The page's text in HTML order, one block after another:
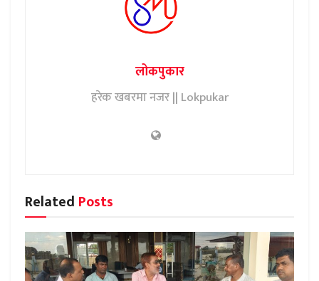
लोकपुकार
हरेक खबरमा नजर || Lokpukar
Related Posts